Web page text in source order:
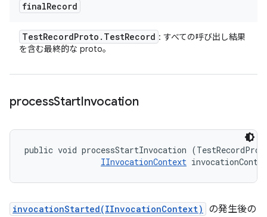
finalRecord
TestRecordProto . TestRecord : すべての呼び出し結果
を含む最終的な proto。
processStartInvocation
public void processStartInvocation
IInvocationContext
invocationStarted(IInvocationContext)
の発生後の